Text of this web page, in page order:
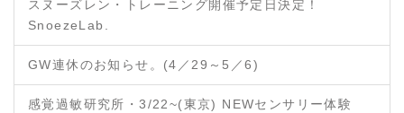
スヌーズレン・トレーニング開催予定日決定！
SnoezeLab.
GW連休のお知らせ。(4／29～5／6)
感覚過敏研究所・3/22~(東京) NEWセンサリー体験